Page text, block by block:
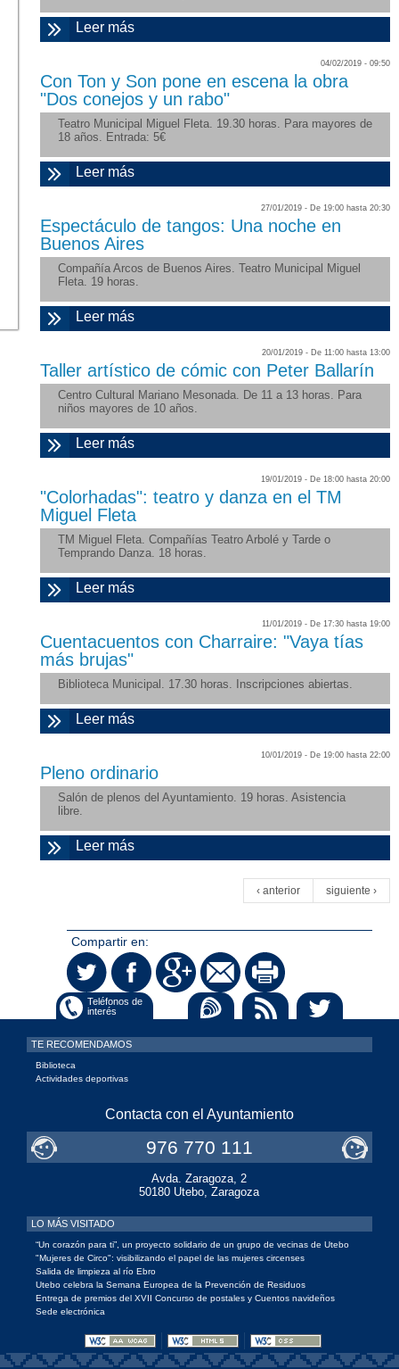
Leer mássobre "Taller "Soy periodista""
04/02/2019 - 09:50
Con Ton y Son pone en escena la obra
"Dos conejos y un rabo"
Teatro Municipal Miguel Fleta. 19.30 horas. Para mayores de
18 años. Entrada: 5€
Leer mássobre "Con Ton y Son pone en escena
la obra "Dos conejos y un rabo""
27/01/2019 - De 19:00 hasta 20:30
Espectáculo de tangos: Una noche en
Buenos Aires
Compañía Arcos de Buenos Aires. Teatro Municipal Miguel
Fleta. 19 horas.
Leer mássobre "Espectáculo de tangos: Una
noche en Buenos Aires "
20/01/2019 - De 11:00 hasta 13:00
Taller artístico de cómic con Peter Ballarín
Centro Cultural Mariano Mesonada. De 11 a 13 horas. Para
niños mayores de 10 años.
Leer mássobre "Taller artístico de cómic con
Peter Ballarín"
19/01/2019 - De 18:00 hasta 20:00
"Colorhadas": teatro y danza en el TM
Miguel Fleta
TM Miguel Fleta. Compañías Teatro Arbolé y Tarde o
Temprando Danza. 18 horas.
Leer mássobre ""Colorhadas": teatro y danza en
el TM Miguel Fleta"
11/01/2019 - De 17:30 hasta 19:00
Cuentacuentos con Charraire: "Vaya tías
más brujas"
Biblioteca Municipal. 17.30 horas. Inscripciones abiertas.
Leer mássobre "Cuentacuentos con Charraire:
"Vaya tías más brujas""
10/01/2019 - De 19:00 hasta 22:00
Pleno ordinario
Salón de plenos del Ayuntamiento. 19 horas. Asistencia
libre.
Leer mássobre "Pleno ordinario "
‹ anterior siguiente ›
Compartir en:
TE RECOMENDAMOS
Biblioteca
Actividades deportivas
Contacta con el Ayuntamiento
976 770 111
Avda. Zaragoza, 2
50180 Utebo, Zaragoza
LO MÁS VISITADO
“Un corazón para ti”, un proyecto solidario de un grupo de vecinas de Utebo
"Mujeres de Circo": visibilizando el papel de las mujeres circenses
Salida de limpieza al río Ebro
Utebo celebra la Semana Europea de la Prevención de Residuos
Entrega de premios del XVII Concurso de postales y Cuentos navideños
Sede electrónica
Social
Teléfonos de
interés